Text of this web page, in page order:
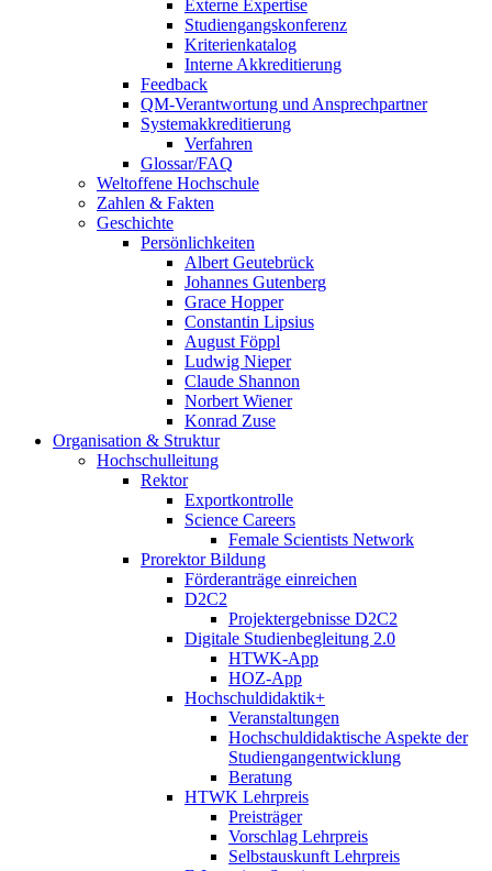
Externe Expertise
Studiengangskonferenz
Kriterienkatalog
Interne Akkreditierung
Feedback
QM-Verantwortung und Ansprechpartner
Systemakkreditierung
Verfahren
Glossar/FAQ
Weltoffene Hochschule
Zahlen & Fakten
Geschichte
Persönlichkeiten
Albert Geutebrück
Johannes Gutenberg
Grace Hopper
Constantin Lipsius
August Föppl
Ludwig Nieper
Claude Shannon
Norbert Wiener
Konrad Zuse
Organisation & Struktur
Hochschulleitung
Rektor
Exportkontrolle
Science Careers
Female Scientists Network
Prorektor Bildung
Förderanträge einreichen
D2C2
Projektergebnisse D2C2
Digitale Studienbegleitung 2.0
HTWK-App
HOZ-App
Hochschuldidaktik+
Veranstaltungen
Hochschuldidaktische Aspekte der
Studiengangentwicklung
Beratung
HTWK Lehrpreis
Preisträger
Vorschlag Lehrpreis
Selbstauskunft Lehrpreis